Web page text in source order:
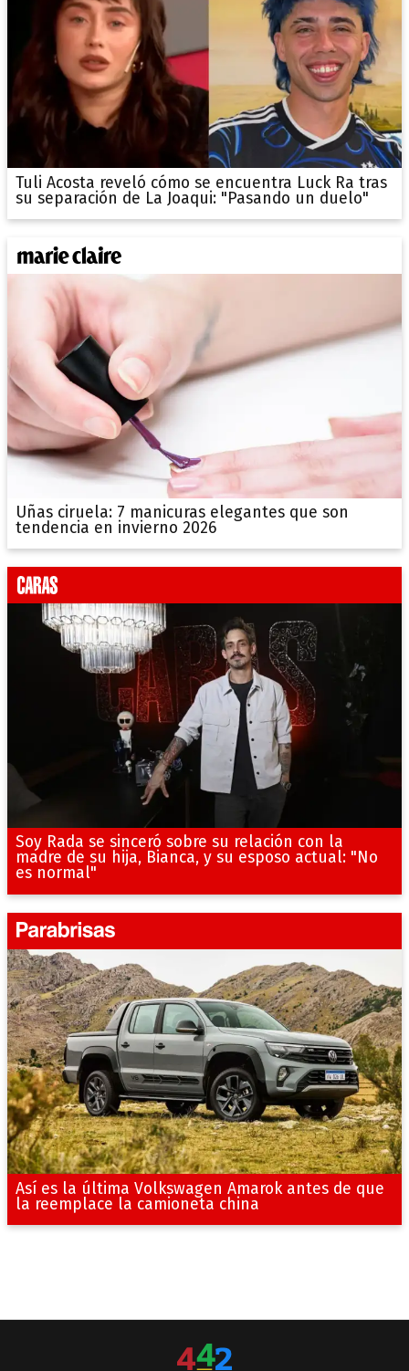
Tuli Acosta reveló cómo se encuentra Luck Ra tras
su separación de La Joaqui: "Pasando un duelo"
Uñas ciruela: 7 manicuras elegantes que son
tendencia en invierno 2026
Soy Rada se sinceró sobre su relación con la
madre de su hija, Bianca, y su esposo actual: "No
es normal"
Así es la última Volkswagen Amarok antes de que
la reemplace la camioneta china